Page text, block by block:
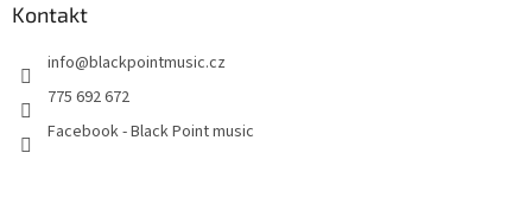
Kontakt
info@blackpointmusic.cz
775 692 672
Facebook - Black Point music